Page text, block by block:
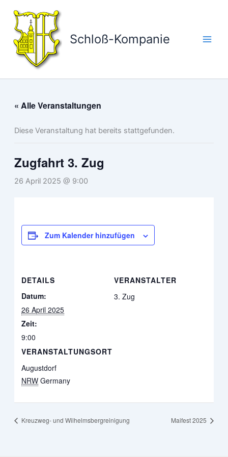
Inhalt
springen
Schloß-Kompanie
« Alle Veranstaltungen
Diese Veranstaltung hat bereits stattgefunden.
Zugfahrt 3. Zug
26 April 2025 @ 9:00
Zum Kalender hinzufügen
DETAILS
Datum:
26 April 2025
Zeit:
9:00
VERANSTALTUNGSORT
Augustdorf
NRW Germany
VERANSTALTER
3. Zug
Kreuzweg- und Wilhelmsbergreinigung Maifest 2025